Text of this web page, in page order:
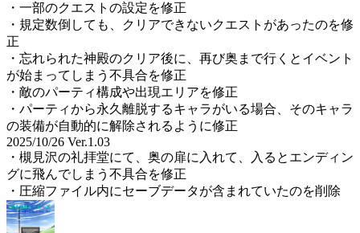
・一部のクエストの設定を修正
・規定数倒しても、クリアできないクエストがあったのを修
正
・忘れられた神殿のクリア後に、再び奥まで行くとイベント
が始まってしまう不具合を修正
・敵のパーティ構成や出現エリアを修正
・パーティから永久離脱するキャラがいる場合、そのキャラ
の装備が自動的に解除されるように修正
2025/10/26 Ver.1.03
・槻見沢の礼拝堂にて、奥の扉に入れて、入るとエンディン
グに飛んでしまう不具合を修正
・圧縮ファイル内にセーブデータが含まれていたのを削除